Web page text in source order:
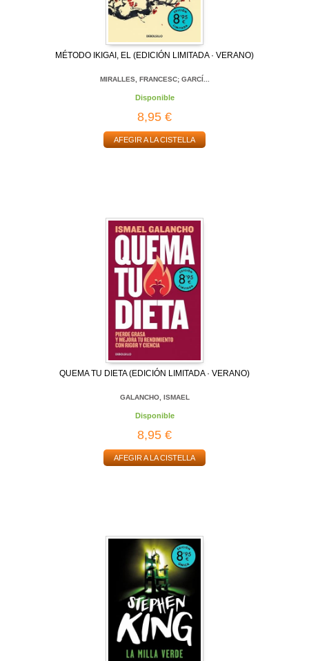
MÉTODO IKIGAI, EL (EDICIÓN LIMITADA · VERANO)
MIRALLES, FRANCESC; GARCÍ...
Disponible
8,95 €
AFEGIR A LA CISTELLA
QUEMA TU DIETA (EDICIÓN LIMITADA · VERANO)
GALANCHO, ISMAEL
Disponible
8,95 €
AFEGIR A LA CISTELLA